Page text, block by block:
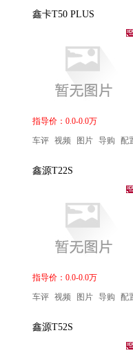
鑫卡T50 PLUS
指导价：0.0-0.0万
车评 视频 图片 导购 配
鑫源T22S
指导价：0.0-0.0万
车评 视频 图片 导购 配
鑫源T52S